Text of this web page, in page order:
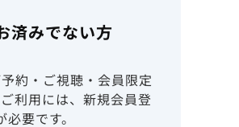
済みでない方
約・ご視聴・会員限定
利用には、新規会員登
必要です。